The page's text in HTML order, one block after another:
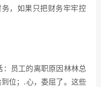
，如果只把财务牢牢控
员工的离职原因林林总
位；.心，委屈了。这些